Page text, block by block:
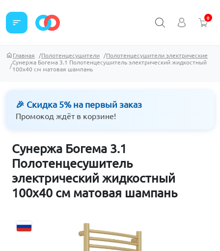
sort 0
Главная Полотенцесушители
Полотенцесушители электрические
Сунержа Богема 3.1 Полотенцесушитель электрический жидкостный
100х40 см матовая шампань
🎉 Скидка 5% на первый заказ
Промокод ждёт в корзине!
Сунержа Богема 3.1
Полотенцесушитель
электрический жидкостный
100х40 см матовая шампань